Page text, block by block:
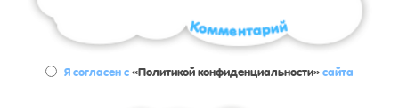
Я согласен с«Политикой конфиденциальности»сайта